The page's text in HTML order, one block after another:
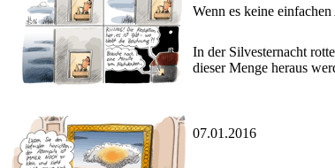
Wenn es keine
In der Silvesternacht
dieser Menge heraus
07.01.2016